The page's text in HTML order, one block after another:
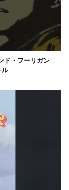
ド・フーリガン
ル